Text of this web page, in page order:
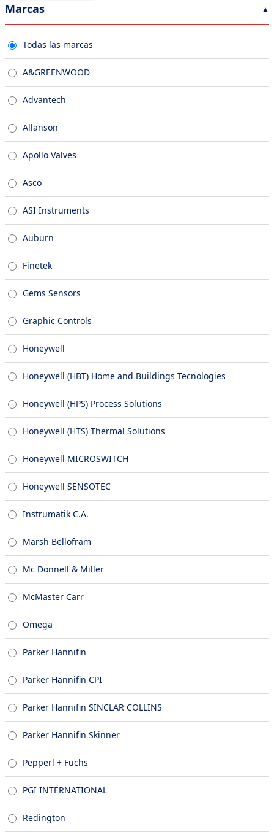
Marcas
Todas las marcas
A&GREENWOOD
Advantech
Allanson
Apollo Valves
Asco
ASI Instruments
Auburn
Finetek
Gems Sensors
Graphic Controls
Honeywell
Honeywell (HBT) Home and Buildings Tecnologies
Honeywell (HPS) Process Solutions
Honeywell (HTS) Thermal Solutions
Honeywell MICROSWITCH
Honeywell SENSOTEC
Instrumatik C.A.
Marsh Bellofram
Mc Donnell & Miller
McMaster Carr
Omega
Parker Hannifin
Parker Hannifin CPI
Parker Hannifin SINCLAR COLLINS
Parker Hannifin Skinner
Pepperl + Fuchs
PGI INTERNATIONAL
Redington